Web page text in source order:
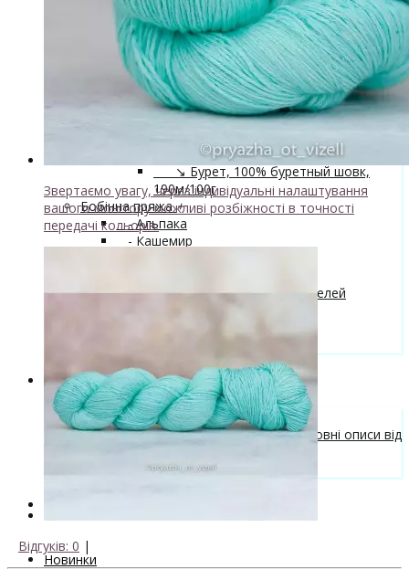
↘ Nice, 50% Вовна 50% Акрил,
70м/100г
↘ Sock Tender, 80% меринос
superwash 20% нейлон
↘ Sock, 75% Меринос 25% Нейлон,
300м/100г
- Шовк+
600м/100гНовинка!
↘ Бурет, 100% буретный шовк,
190м/100г
Бобінна пряжа+
- Альпака
- Кашемир
Майстер-класи та описи в'язаних моделей
Інструменти та аксессуари
Блог про в'язання
Безкоштовні описи моделей
Галерея в'язаних виробів та безкоштовні описи від
Поради та рекомендації
Новинки
Звертаємо увагу, через індивідуальні налаштування
вашого монітору можливі розбіжності в точності
передачі кольорів.
Відгуків: 0 |